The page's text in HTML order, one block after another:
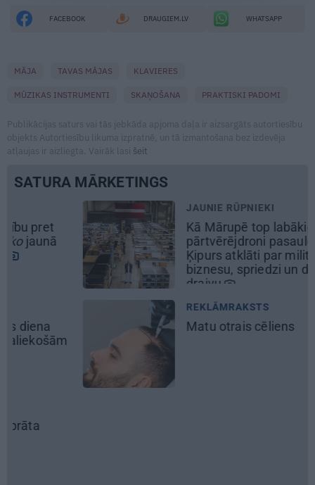
FACEBOOK DRAUGIEM.LV WHATSAPP
MĀJA TAVAS MĀJAS KLAVIERES
MŪZIKAS INSTRUMENTI SKAŅOŠANA PRAKTISKI PADOMI
Publikācijas saturs vai tās jebkāda apjoma daļa ir aizsargāts autortiesību
objekts Autortiesību likuma izpratnē, un tā izmantošana bez izdevēja
atļaujas ir aizliegta. Vairāk lasi šeit
SATURA MĀRKETINGS
JAUNIE RŪPNIEKI
Kā Mārupē top labākie
pārtvērējdroni pasaulē. Agris
Ķipurs atklāti par militāro
biznesu, spriedzi un dzīves
draivu
REKLĀMRAKSTS
Matu otrais cēliens